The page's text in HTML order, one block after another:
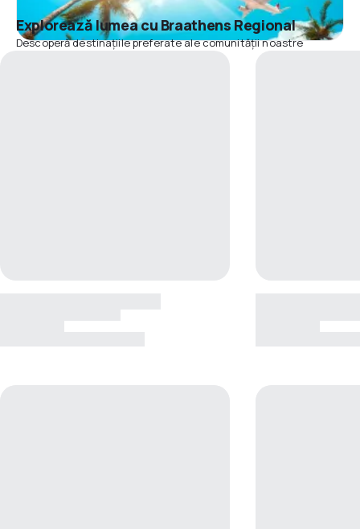
Explorează lumea cu Braathens Regional
Descoperă destinațiile preferate ale comunității noastre